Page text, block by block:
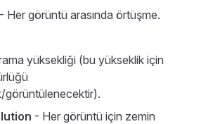
- Her görüntü arasında örtüşme.
yüksekliği (bu yükseklik için
görüntülenecektir).
- Her görüntü için zemin